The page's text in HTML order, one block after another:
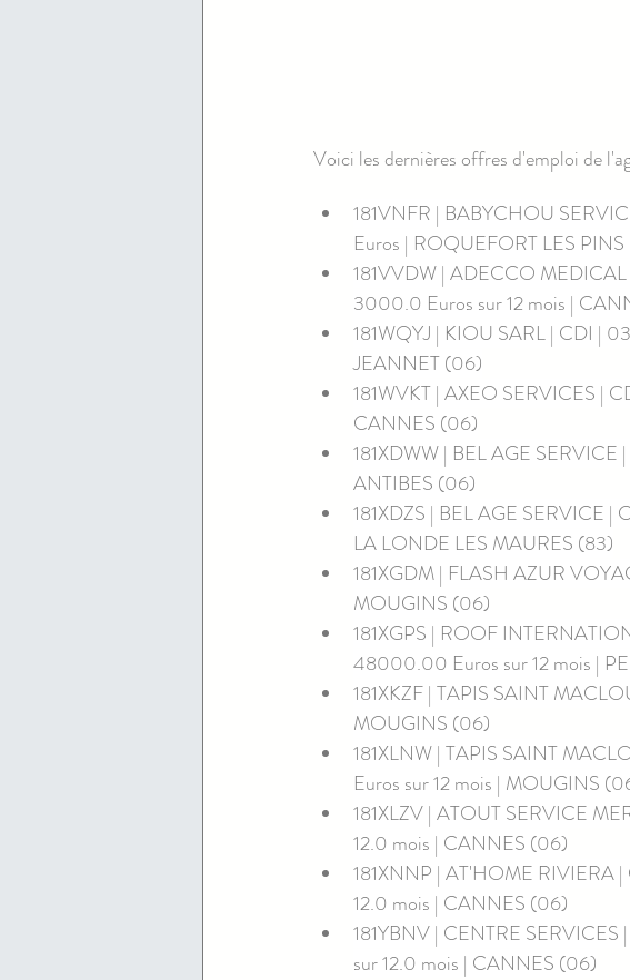
Voici les dernières offres d'emploi de
181VNFR | BABYCHOU
Euros | ROQUEFORT LES
181VVDW | ADECCO
3000.0 Euros sur 12 mois |
181WQYJ | KIOU SARL | CDI |
JEANNET (06)
181WVKT | AXEO SERVICES |
CANNES (06)
181XDWW | BEL AGE SERVICE
ANTIBES (06)
181XDZS | BEL AGE SERVICE |
LA LONDE LES MAURES (83)
181XGDM | FLASH AZUR
MOUGINS (06)
181XGPS | ROOF
48000.00 Euros sur 12 mois |
181XKZF | TAPIS SAINT
MOUGINS (06)
181XLNW | TAPIS SAINT
Euros sur 12 mois | MOUGINS
181XLZV | ATOUT SERVICE
12.0 mois | CANNES (06)
181XNNP | AT'HOME RIVIERA |
12.0 mois | CANNES (06)
181YBNV | CENTRE SERVICES
sur 12.0 mois | CANNES (06)